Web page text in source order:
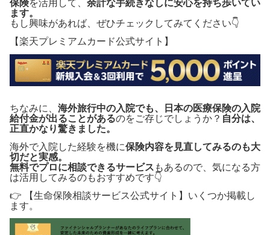
保険を活用して、 余計な手続きなしに安心を持ち歩いてい
ます。
もし興味があれば、ぜひチェックしてみてください👇
【楽天プレミアムカード公式サイト】
ちなみに、 海外旅行中の入院でも、日本の医療保険の入院
給付金が出ることがあるのをご存じでしょうか？ 自分は、
正直かなり驚きました。
海外で入院した経験を機に保険内容を見直してみるのも大
切だと実感。
無料でプロに相談できるサービス もあるので、気になる方
は活用してみるのもおすすめです👇
👉 【生命保険相談サービス公式サイト】いくつか掲載し
ます。